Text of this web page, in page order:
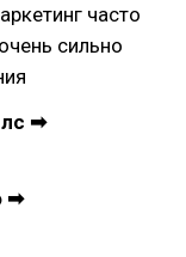
часто
сильно
➡
➡